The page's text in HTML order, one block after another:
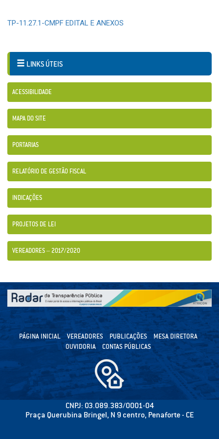
TP-11.27.1-CMPF EDITAL E ANEXOS
LINKS ÚTEIS
ACESSIBILIDADE
MAPA DO SITE
PORTARIAS
RELATÓRIO DE GESTÃO FISCAL
INDICAÇÕES
PROJETOS DE LEI
VEREADORES – 2017/2020
PÁGINA INICIAL VEREADORES PUBLICAÇÕES
MESA DIRETORA
OUVIDORIA
CONTAS PÚBLICAS
CNPJ: 03.089.383/0001-04
Praça Querubina Bringel, N 9 centro, Penaforte - CE